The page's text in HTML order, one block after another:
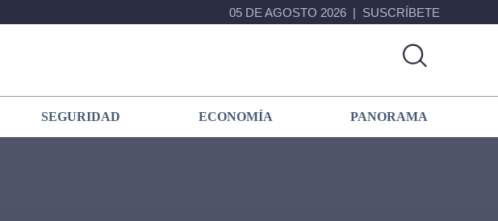
05 DE AGOSTO 2026 SUSCRÍBETE
SEGURIDAD ECONOMÍA PANORAMA